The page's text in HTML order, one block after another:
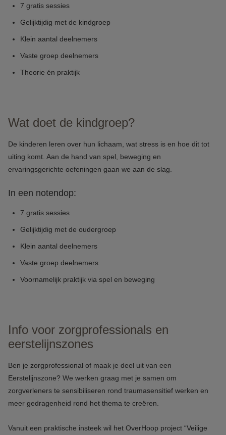
7 gratis sessies
Gelijktijdig met de kindgroep
Klein aantal deelnemers
Vaste groep deelnemers
Theorie én praktijk
Wat doet de kindgroep?
De kinderen leren over hun lichaam, wat stress is en hoe dit tot
uiting komt. Aan de hand van spel, beweging en
ervaringsgerichte oefeningen gaan we aan de slag.
In een notendop:
7 gratis sessies
Gelijktijdig met de oudergroep
Klein aantal deelnemers
Vaste groep deelnemers
Voornamelijk praktijk via spel en beweging
Info voor zorgprofessionals en
eerstelijnszones
Ben je zorgprofessional of maak je deel uit van een
Eerstelijnszone? We werken graag met je samen om
zorgverleners te sensibiliseren rond traumasensitief werken en
meer gedragenheid rond het thema te creëren.
Vanuit een praktische insteek wil het OverHoop project “Veilige